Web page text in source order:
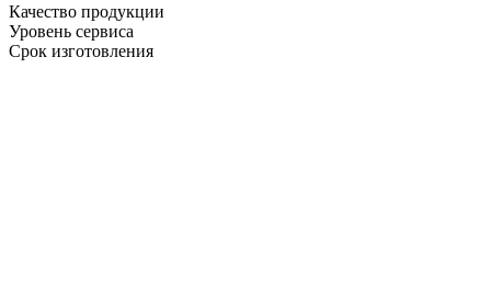
Качество продукции
Уровень сервиса
Срок изготовления